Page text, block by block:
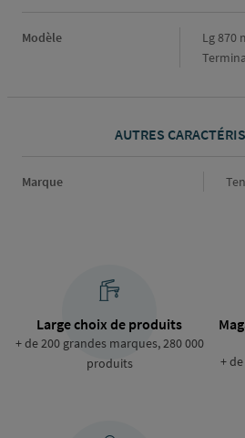
Caractéristiques
Modèle
Lg 870
AUTRES
Marque Ten
Large choix de produits
+ de 200 grandes marques, 280 000
produits
+